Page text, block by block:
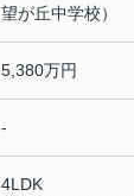
望が丘中学校）
5,380万円
-
4LDK